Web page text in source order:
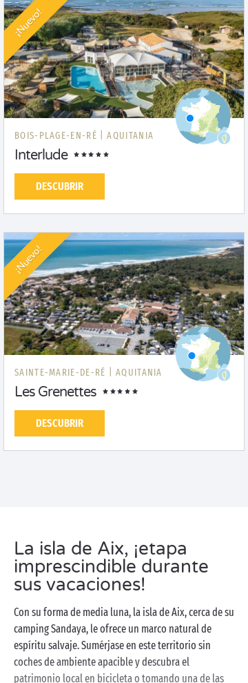
¡Nuevo!
BOIS-PLAGE-EN-RÉ | AQUITANIA
Interlude
DESCUBRIR
¡Nuevo!
SAINTE-MARIE-DE-RÉ | AQUITANIA
Les Grenettes
DESCUBRIR
La isla de Aix, ¡etapa
imprescindible durante
sus vacaciones!
Con su forma de media luna, la isla de Aix, cerca de su
camping Sandaya, le ofrece un marco natural de
espíritu salvaje. Sumérjase en este territorio sin
coches de ambiente apacible y descubra el
patrimonio local en bicicleta o tomando una de las